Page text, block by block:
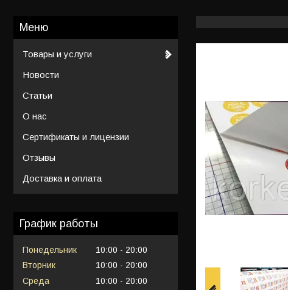
Товары и услуги
Новости
Статьи
О нас
Сертификаты и лицензии
Отзывы
Доставка и оплата
График работы
Понедельник 10:00
20:00
Вторник
10:00
20:00
Среда
10:00
20:00